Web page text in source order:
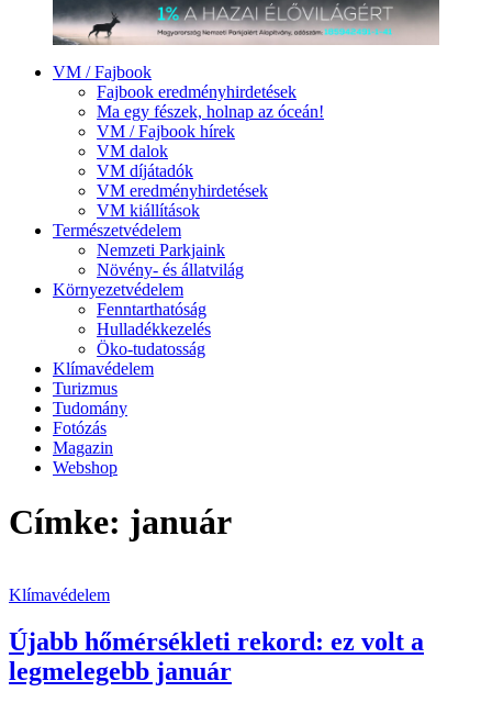
VM / Fajbook
Fajbook eredményhirdetések
Ma egy fészek, holnap az óceán!
VM / Fajbook hírek
VM dalok
VM díjátadók
VM eredményhirdetések
VM kiállítások
Természetvédelem
Nemzeti Parkjaink
Növény- és állatvilág
Környezetvédelem
Fenntarthatóság
Hulladékkezelés
Öko-tudatosság
Klímavédelem
Turizmus
Tudomány
Fotózás
Magazin
Webshop
Címke: január
Klímavédelem
Újabb hőmérsékleti rekord: ez volt a
legmelegebb január